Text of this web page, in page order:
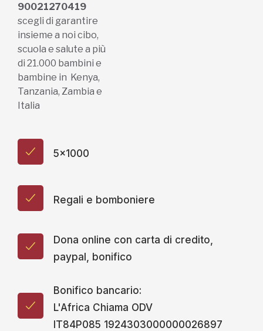
90021270419
scegli di garantire
insieme a noi cibo,
scuola e salute a più
di 21.000 bambini e
bambine in Kenya,
Tanzania, Zambia e
Italia
5x1000
Regali e bomboniere
Dona online con carta di credito,
paypal, bonifico
Bonifico bancario:
L'Africa Chiama ODV
IT84P085 1924303000000026897